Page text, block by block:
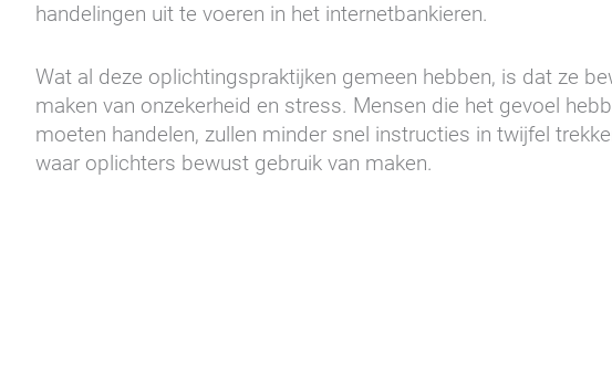
handelingen uit te voeren in het internetbankieren.
Wat al deze oplichtingspraktijken gemeen hebben, is dat ze
maken van onzekerheid en stress. Mensen die het gevoel
moeten handelen, zullen minder snel instructies in twijfel
waar oplichters bewust gebruik van maken.